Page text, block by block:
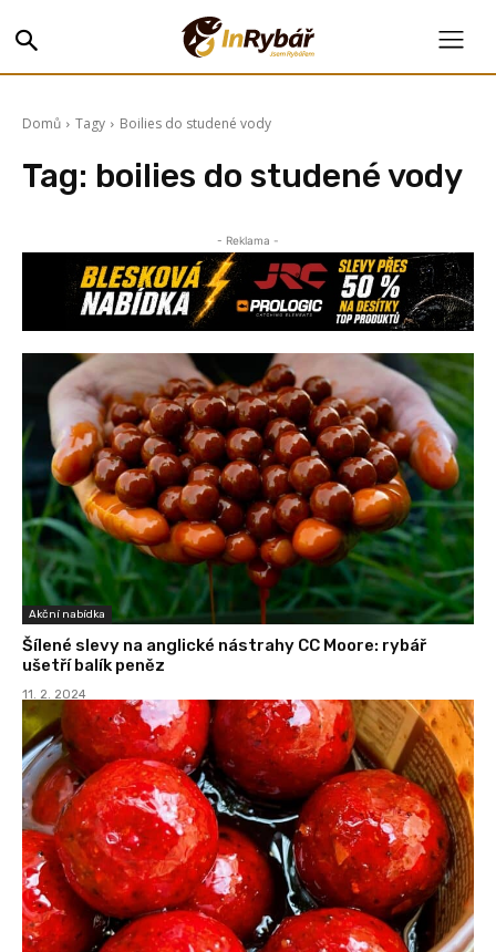
Domů Tagy Boilies do studené vody
Tag: boilies do studené vody
- Reklama -
Akční nabídka
Šílené slevy na anglické nástrahy CC Moore: rybář
ušetří balík peněz
11. 2. 2024